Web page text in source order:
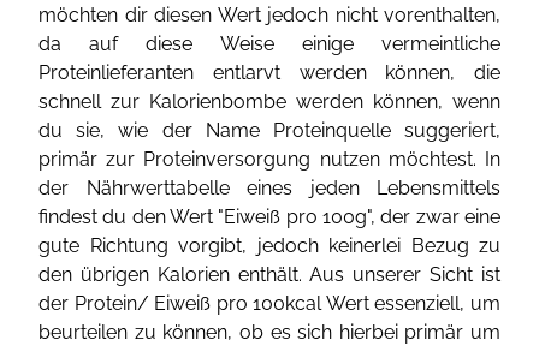
möchten dir diesen Wert jedoch nicht vorenthalten,
da auf diese Weise einige vermeintliche
Proteinlieferanten entlarvt werden können, die
schnell zur Kalorienbombe werden können, wenn
du sie, wie der Name Proteinquelle suggeriert,
primär zur Proteinversorgung nutzen möchtest. In
der Nährwerttabelle eines jeden Lebensmittels
findest du den Wert "Eiweiß pro 100g", der zwar eine
gute Richtung vorgibt, jedoch keinerlei Bezug zu
den übrigen Kalorien enthält. Aus unserer Sicht ist
der Protein/ Eiweiß pro 100kcal Wert essenziell, um
beurteilen zu können, ob es sich hierbei primär um